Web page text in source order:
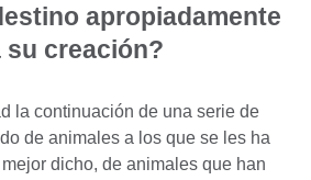
apropiadamente
creación?
la continuación de una serie de
de animales a los que se les ha
dicho, de animales que han